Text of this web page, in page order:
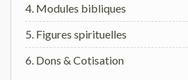
4. Modules bibliques
5. Figures spirituelles
6. Dons & Cotisation